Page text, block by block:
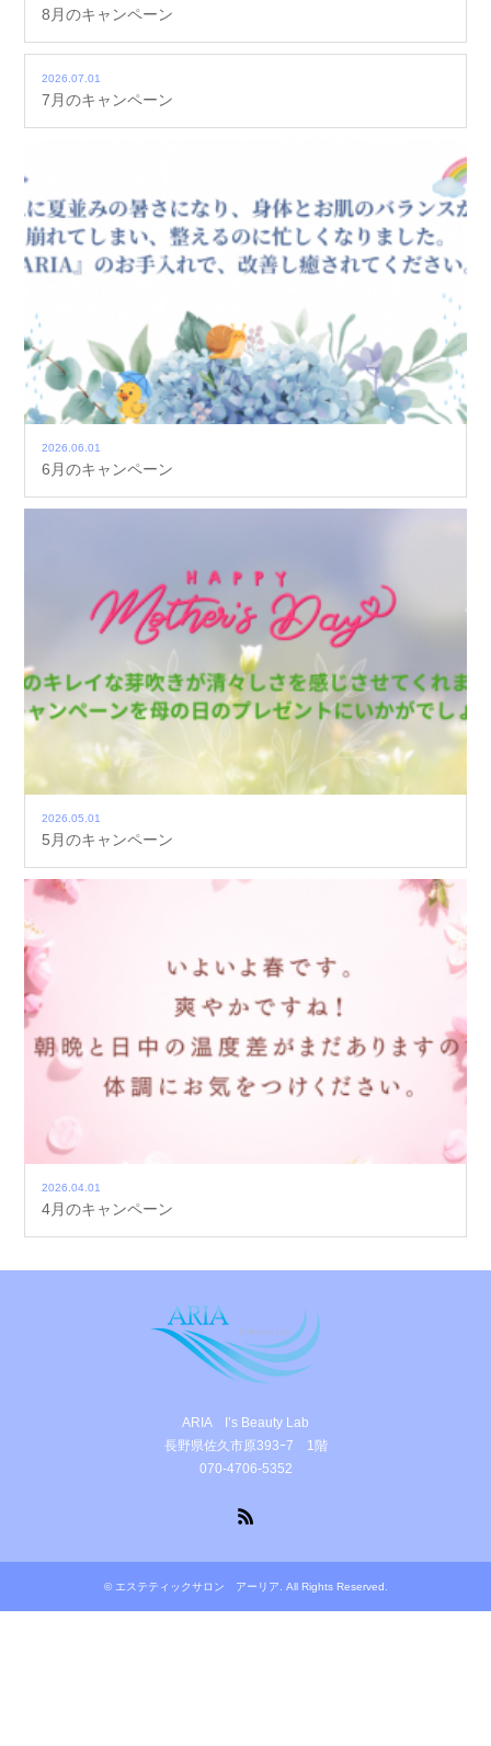
8月のキャンペーン
2026.07.01
7月のキャンペーン
2026.06.01
6月のキャンペーン
2026.05.01
5月のキャンペーン
2026.04.01
4月のキャンペーン
ARIA I’s Beauty Lab
長野県佐久市原393ｰ7 1階
070-4706-5352
© エステティックサロン アーリア . All Rights Reserved.